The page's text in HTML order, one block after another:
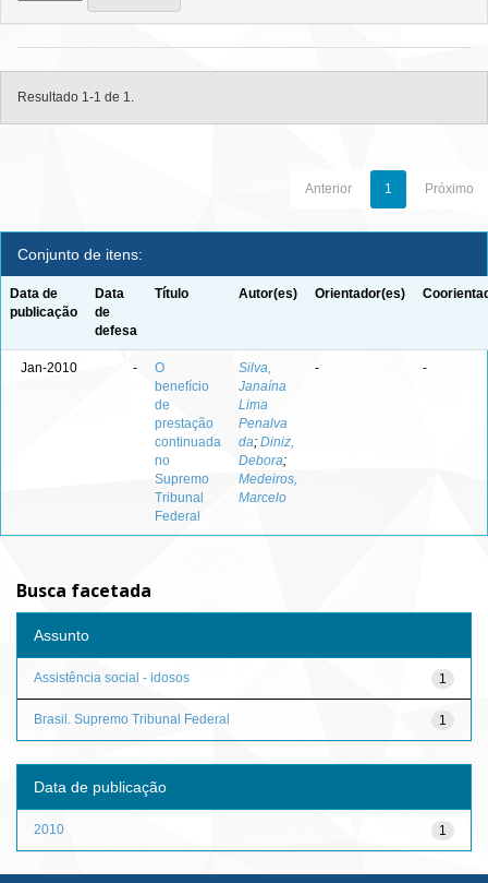
Resultado 1-1 de 1.
Anterior 1 Próximo
Conjunto de itens:
Data de
publicação
Data
de
defesa
Título Autor(es) Orientador(es)
Jan-2010 -
O
benefício
de
prestação
continuada
no
Supremo
Tribunal
Federal
Silva,
Janaína
Lima
Penalva
da; Diniz,
Debora;
Medeiros,
Marcelo
- -
Busca facetada
Assunto
1
Assistência social - idosos
1
Brasil. Supremo Tribunal Federal
Data de publicação
1
2010